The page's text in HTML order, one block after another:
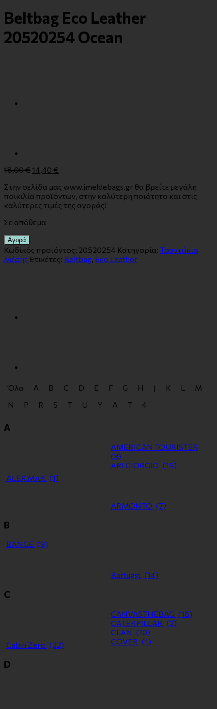
Beltbag Eco Leather
20520254 Ocean
18,00€ 14,40 €
Στην σελίδα μας www.imeldebags.gr θα βρείτε μεγάλη
ποικιλία προϊόντων, στην καλύτερη ποιότητα και στις
καλύτερες τιμές της αγοράς!
Σε απόθεμα
Αγορά
Κωδικός προϊόντος: 20520254 Κατηγορία: Τσαντάκια
Μέσης Ετικέτες: Beltbag Eco Leather
Όλα A B C D E F G H J K L
M
N
P R S T U Y Α Τ 4
A
ALEX MAX (1)
AMERICAN TOURISTER
(3)
ARI GIORGIO (15)
ARMONTO (7)
B
BANGE (9)
Bartuggi (14)
C
Cabin Zero (22)
CANVASTHEBAG (18)
CATERPILLAR (2)
CLAN (10)
COVER (1)
D